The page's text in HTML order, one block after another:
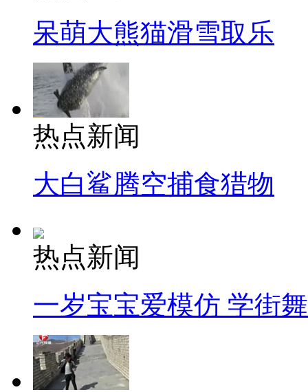
呆萌大熊猫滑雪取乐
热点新闻
大白鲨腾空捕食猎物
热点新闻
一岁宝宝爱模仿 学街